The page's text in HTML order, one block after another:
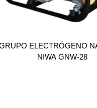
ELECTRÓGENO
NIWA GNW-28